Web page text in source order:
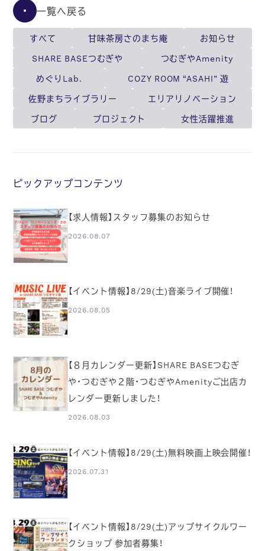
一覧へ戻る
すべて 甘味茶房さのまち庵
お知らせ
SHARE BASEつむぎや
つむぎやAmenity
めぐりLab.
COZY ROOM “ASAHI” 遊
佐野まちライブラリー
エリアリノベーション
ブログ
プロジェクト 女性活躍推進
ピックアップコンテンツ
【求人情報】スタッフ募集のお知らせ
2026.08.07
【イベント情報】8/29(土)音楽ライブ開催！
2026.08.05
【８月カレンダー更新】SHARE BASEつむぎ
や・つむぎや２階・つむぎやAmenityご出店カ
レンダー更新しました！
2026.08.03
【イベント情報】8/29(土)無料映画上映会開催！
2026.07.31
【イベント情報】8/29(土)アップサイクルワー
クショップ 参加者募集！